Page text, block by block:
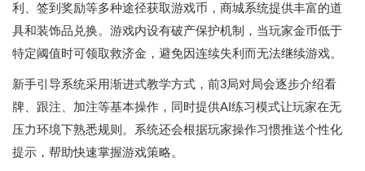
利、签到奖励等多种途径获取游戏币，商城系统提供丰富的道
具和装饰品兑换。游戏内设有破产保护机制，当玩家金币低于
特定阈值时可领取救济金，避免因连续失利而无法继续游戏。
新手引导系统采用渐进式教学方式，前3局对局会逐步介绍看
牌、跟注、加注等基本操作，同时提供AI练习模式让玩家在无
压力环境下熟悉规则。系统还会根据玩家操作习惯推送个性化
提示，帮助快速掌握游戏策略。